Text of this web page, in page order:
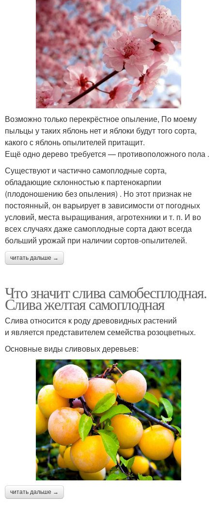
​Возможно только перекрёстное опыление, По моему
пыльцы у таких яблонь нет и яблоки будут того сорта,
какого с яблонь опылителей притащит.​
​Ещё одно дерево требуется — противоположного пола .​
​Существуют и частично самоплодные сорта,
обладающие склонностью к партенокарпии
(плодоношению без опыления) . Но этот признак не
постоянный, он варьирует в зависимости от погодных
условий, места выращивания, агротехники и т. п. И во
всех случаях даже самоплодные сорта дают всегда
больший урожай при наличии сортов-опылителей.​
читать дальше →
Что значит слива самобесплодная.
Слива желтая самоплодная
Слива относится к роду древовидных растений
и является представителем семейства розоцветных.
Основные виды сливовых деревьев:
читать дальше →